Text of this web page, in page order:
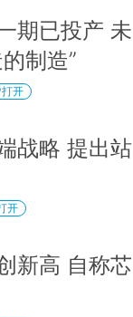
期已投产 未
制造”
开
战略 提出站
开
新高 自称芯